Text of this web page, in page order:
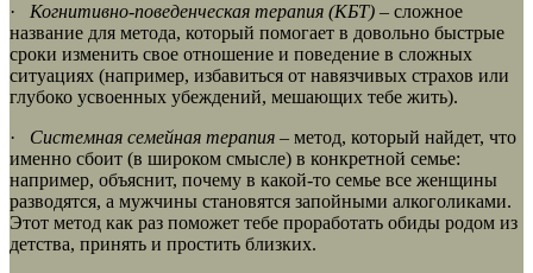
· Когнитивно-поведенческая терапия (КБТ) – сложное
название для метода, который помогает в довольно быстрые
сроки изменить свое отношение и поведение в сложных
ситуациях (например, избавиться от навязчивых страхов или
глубоко усвоенных убеждений, мешающих тебе жить).
·
Системная семейная терапия – метод, который найдет, что
именно сбоит (в широком смысле) в конкретной семье:
например, объяснит, почему в какой-то семье все женщины
разводятся, а мужчины становятся запойными алкоголиками.
Этот метод как раз поможет тебе проработать обиды родом из
детства, принять и простить близких.